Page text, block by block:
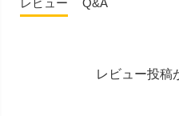
レビュー Q&A
レビュー投稿